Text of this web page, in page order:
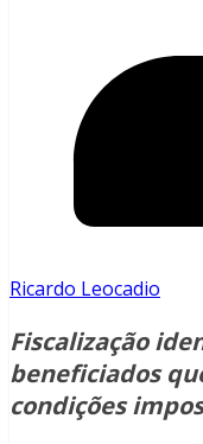
Ricardo Leocadio
Fiscalização
beneficiados
condições